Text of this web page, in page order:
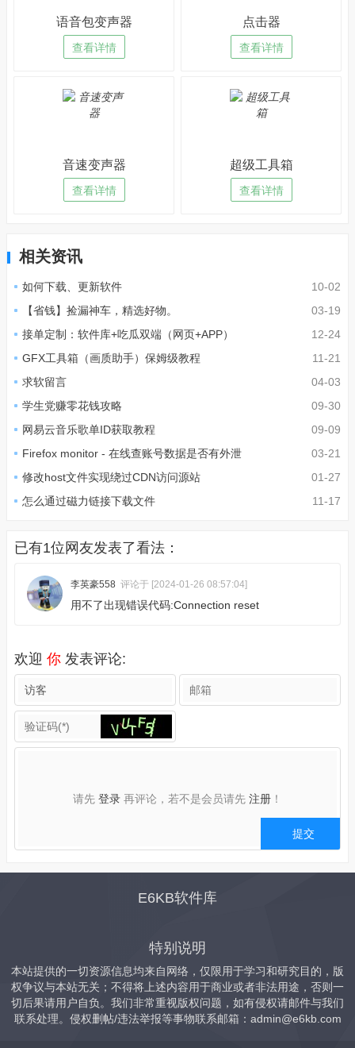
语音包变声器
查看详情
点击器
查看详情
音速变声器
查看详情
超级工具箱
查看详情
相关资讯
10-02
如何下载、更新软件
03-19
【省钱】捡漏神车，精选好物。
12-24
接单定制：软件库+吃瓜双端（网页+APP）
11-21
GFX工具箱（画质助手）保姆级教程
04-03
求软留言
09-30
学生党赚零花钱攻略
09-09
网易云音乐歌单ID获取教程
03-21
Firefox monitor - 在线查账号数据是否有外泄
01-27
修改host文件实现绕过CDN访问源站
11-17
怎么通过磁力链接下载文件
已有1位网友发表了看法：
李英豪558 评论于 [2024-01-26 08:57:04]
用不了出现错误代码:Connection reset
欢迎 你 发表评论:
E6KB软件库
特别说明
本站提供的一切资源信息均来自网络，仅限用于学习和研究目的，版
权争议与本站无关；不得将上述内容用于商业或者非法用途，否则一
切后果请用户自负。我们非常重视版权问题，如有侵权请邮件与我们
联系处理。侵权删帖/违法举报等事物联系邮箱： admin@e6kb.com
请先 登录 再评论，若不是会员请先 注册 ！